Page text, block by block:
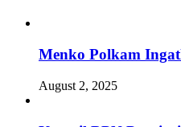
Menko Polkam
August 2, 2025